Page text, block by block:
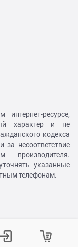
ресурсе,
характер и не
кодекса
за несоответствие
указанные
телефонам.